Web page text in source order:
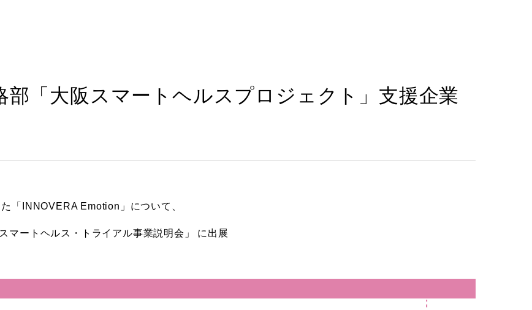
部「大阪スマートヘルスプロジェクト」支援企業
「INNOVERA Emotion」について、
マートヘルス・トライアル事業説明会」 に出展